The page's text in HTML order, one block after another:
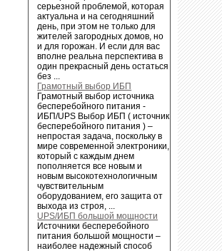
серьезной проблемой, которая
актуальна и на сегодняшний
день, при этом не только для
жителей загородных домов, но
и для горожан. И если для вас
вполне реальна перспектива в
один прекрасный день остаться
без ...
Грамотный выбор ИБП
Грамотный выбор источника
бесперебойного питания -
ИБП/UPS Выбор ИБП ( источник
бесперебойного питания ) –
непростая задача, поскольку в
мире современной электроники,
который с каждым днем
пополняется все новым и
новым высокотехнологичным
чувствительным
оборудованием, его защита от
выхода из строя, ...
UPS/ИБП большой мощности
Источники бесперебойного
питания большой мощности –
наиболее надежный способ